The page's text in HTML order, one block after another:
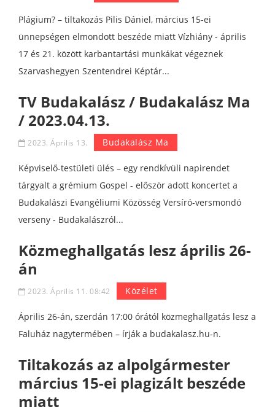
Plágium? – tiltakozás Pilis Dániel, március 15-ei
ünnepségen elmondott beszéde miatt Vízhiány - április
17 és 21. között karbantartási munkákat végeznek
Szarvashegyen Szentendrei Képtár...
TV Budakalász / Budakalász Ma
/ 2023.04.13.
2023. Április 13. Budakalász Ma
Képviselő-testületi ülés – egy rendkívüli napirendet
tárgyalt a grémium Gospel - először adott koncertet a
Budakalászi Evangéliumi Közösség Versíró-versmondó
verseny - Budakalászról...
Közmeghallgatás lesz április 26-
án
2023. Április 11. 08:42 Közélet
Április 26-án, szerdán 17:00 órától közmeghallgatás lesz a
Faluház nagytermében – írják a budakalasz.hu-n.
Tiltakozás az alpolgármester
március 15-ei plagizált beszéde
miatt